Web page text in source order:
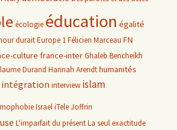
écologie éducation égalité
duraitEurope 1Félicien Marceau FN
culture france-interGhaleb Bencheikh
Durand Hannah Arendthumanités
intégration interview islam
IsraeliTeleJoffrin
L'imparfait du présentLa seul exactitude